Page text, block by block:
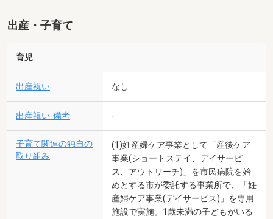
出産・子育て
育児
出産祝い なし
出産祝い-備考 -
子育て関連の独自の
取り組み
(1)妊産婦ケア事業として「産後ケア
事業(ショートステイ、デイサービ
ス、アウトリーチ)」を市民病院を始
めとする市が委託する事業所で、「妊
産婦ケア事業(デイサービス)」を専用
施設で実施。1歳未満の子どもがいる